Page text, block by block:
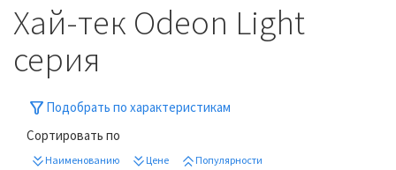
Хай-тек Odeon Light
серия
Подобрать по характеристикам
Сортировать по
Наименованию Цене Популярности